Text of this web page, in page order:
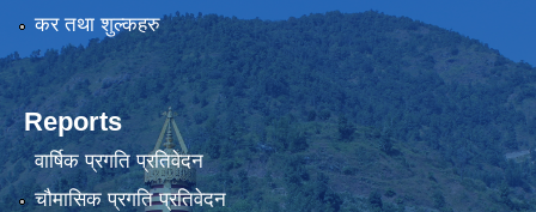
कर तथा शुल्कहरु
Reports
वार्षिक प्रगति प्रतिवेदन
चौमासिक प्रगति प्रतिवेदन